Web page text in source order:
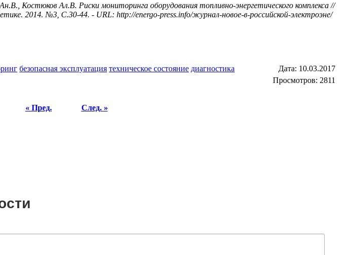
Костюков Ал.В. Риски мониторинга оборудования топливно-энергетического комплекса //
2014. №3, С.30-44. - URL: http://energo-press.info/журнал-новое-в-российской-электроэне/
безопасная эксплуатация техническое состояние диагностика Дата: 10.03.2017
Просмотров: 2811
« Пред. След. »